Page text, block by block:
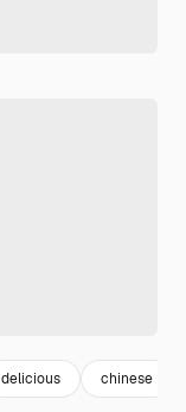
delicious chinese